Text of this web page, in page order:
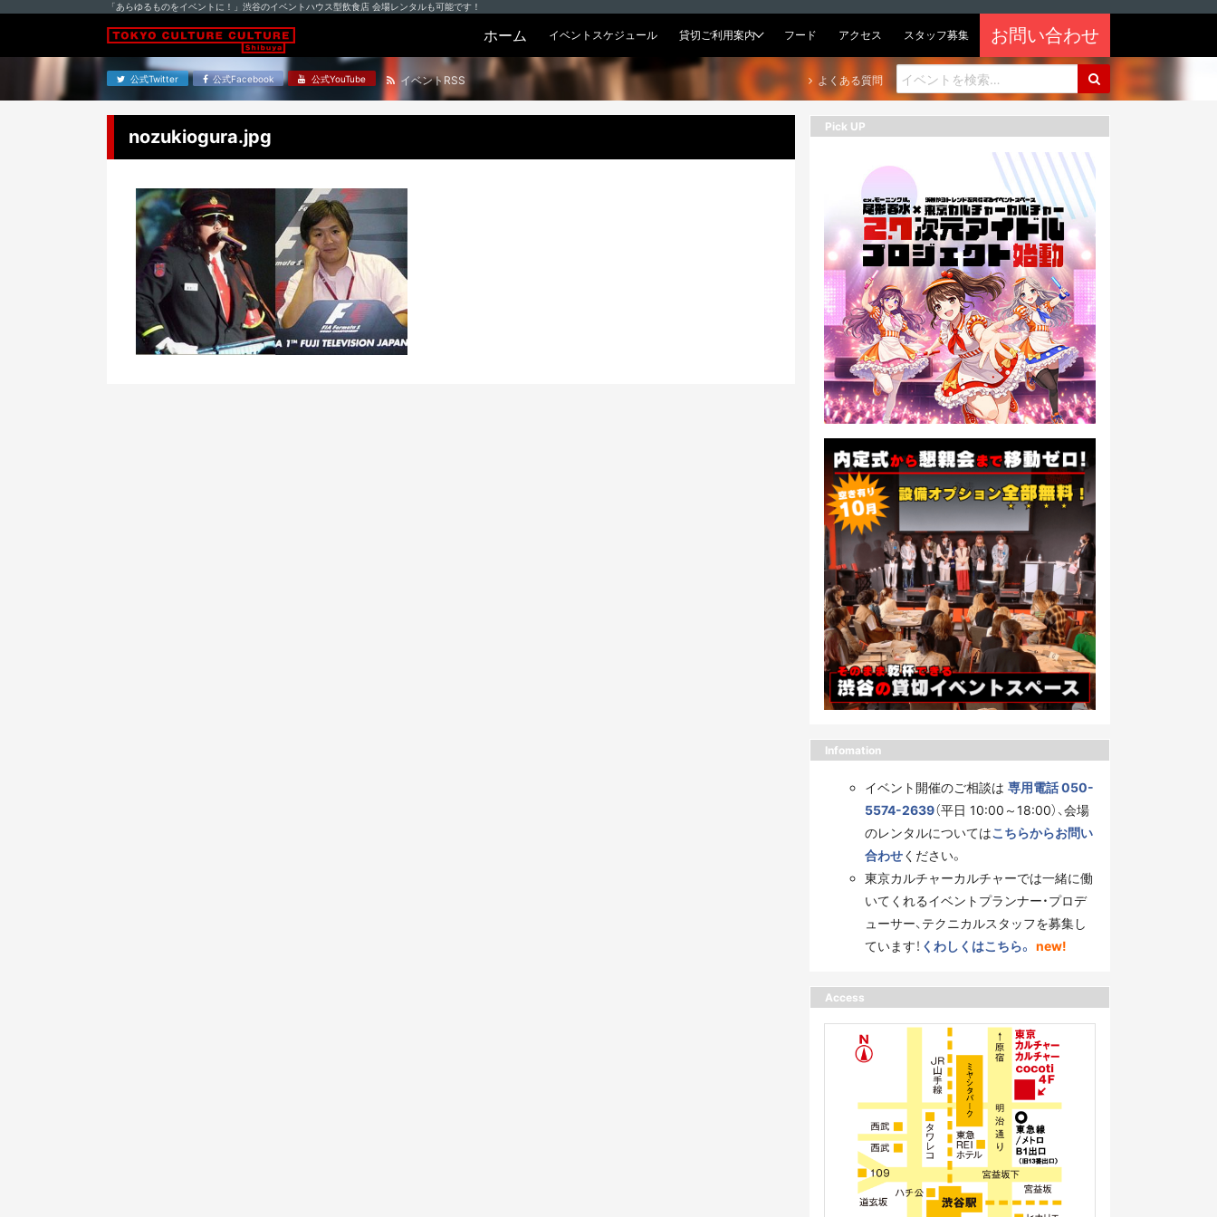
「あらゆるものをイベントに！」渋谷のイベントハウス型飲食店 会場レンタルも可能です！
ホーム イベントスケジュール 貸切ご利用案内 フード アクセス スタッフ募集 お問い合わせ
公式Twitter 公式Facebook 公式YouTube イベントRSS よくある質問
nozukiogura.jpg Pick UP
Infomation
イベント開催のご相談は 専用電話 050-
5574-2639（平日 10:00～18:00）、会場
のレンタルについてはこちらからお問い
合わせください。
東京カルチャーカルチャーでは一緒に働
いてくれるイベントプランナー・プロデ
ューサー、テクニカルスタッフを募集し
ています！ くわしくはこちら。 new!
Access